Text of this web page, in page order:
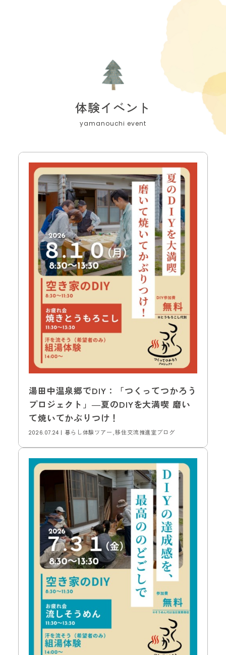
体験イベント
湯田中温泉郷でDIY：「つくってつかろう
プロジェクト」―夏のDIYを大満喫 磨い
て焼いてかぶりつけ！
2026.07.24 | 暮らし体験ツアー,移住交流推進室ブログ